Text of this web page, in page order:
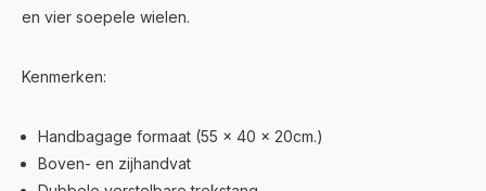
en vier soepele wielen.
Kenmerken:
Handbagage formaat (55 x 40 x 20cm.)
Boven- en zijhandvat